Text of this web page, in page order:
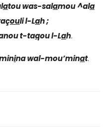
atou was-salamou ^ala
ouli l-Lah ;
t-taqou l-Lah.
ina wal-mou’minat.